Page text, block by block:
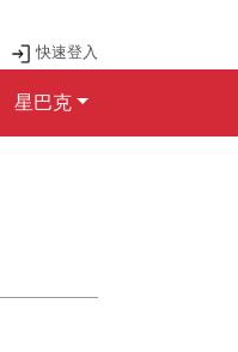
快速登入
星巴克